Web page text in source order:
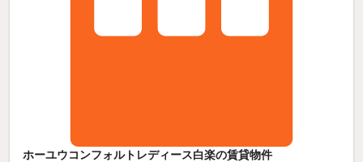
ホーユウコンフォルトレディース白楽の賃貸物件